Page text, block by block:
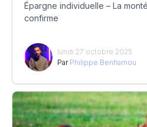
Épargne individuelle – La
confirme
lundi 27 octobre 2025
Par Philippe Benhamou